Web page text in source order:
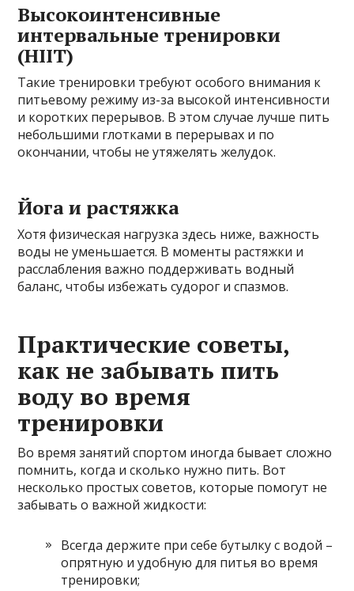
Высокоинтенсивные
интервальные тренировки
(HIIT)
Такие тренировки требуют особого внимания к
питьевому режиму из-за высокой интенсивности
и коротких перерывов. В этом случае лучше пить
небольшими глотками в перерывах и по
окончании, чтобы не утяжелять желудок.
Йога и растяжка
Хотя физическая нагрузка здесь ниже, важность
воды не уменьшается. В моменты растяжки и
расслабления важно поддерживать водный
баланс, чтобы избежать судорог и спазмов.
Практические советы,
как не забывать пить
воду во время
тренировки
Во время занятий спортом иногда бывает сложно
помнить, когда и сколько нужно пить. Вот
несколько простых советов, которые помогут не
забывать о важной жидкости:
Всегда держите при себе бутылку с водой –
опрятную и удобную для питья во время
тренировки;